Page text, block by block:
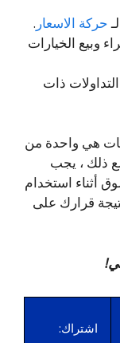
حركة الاسعار .
وبيع الخيارات
ذات
هي واحدة من
ذلك ، يجب
أثناء استخدام
قرارك على
اشتراك: